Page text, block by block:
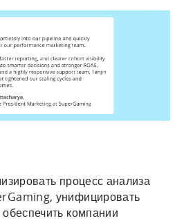
процесс анализа
унифицировать
компании